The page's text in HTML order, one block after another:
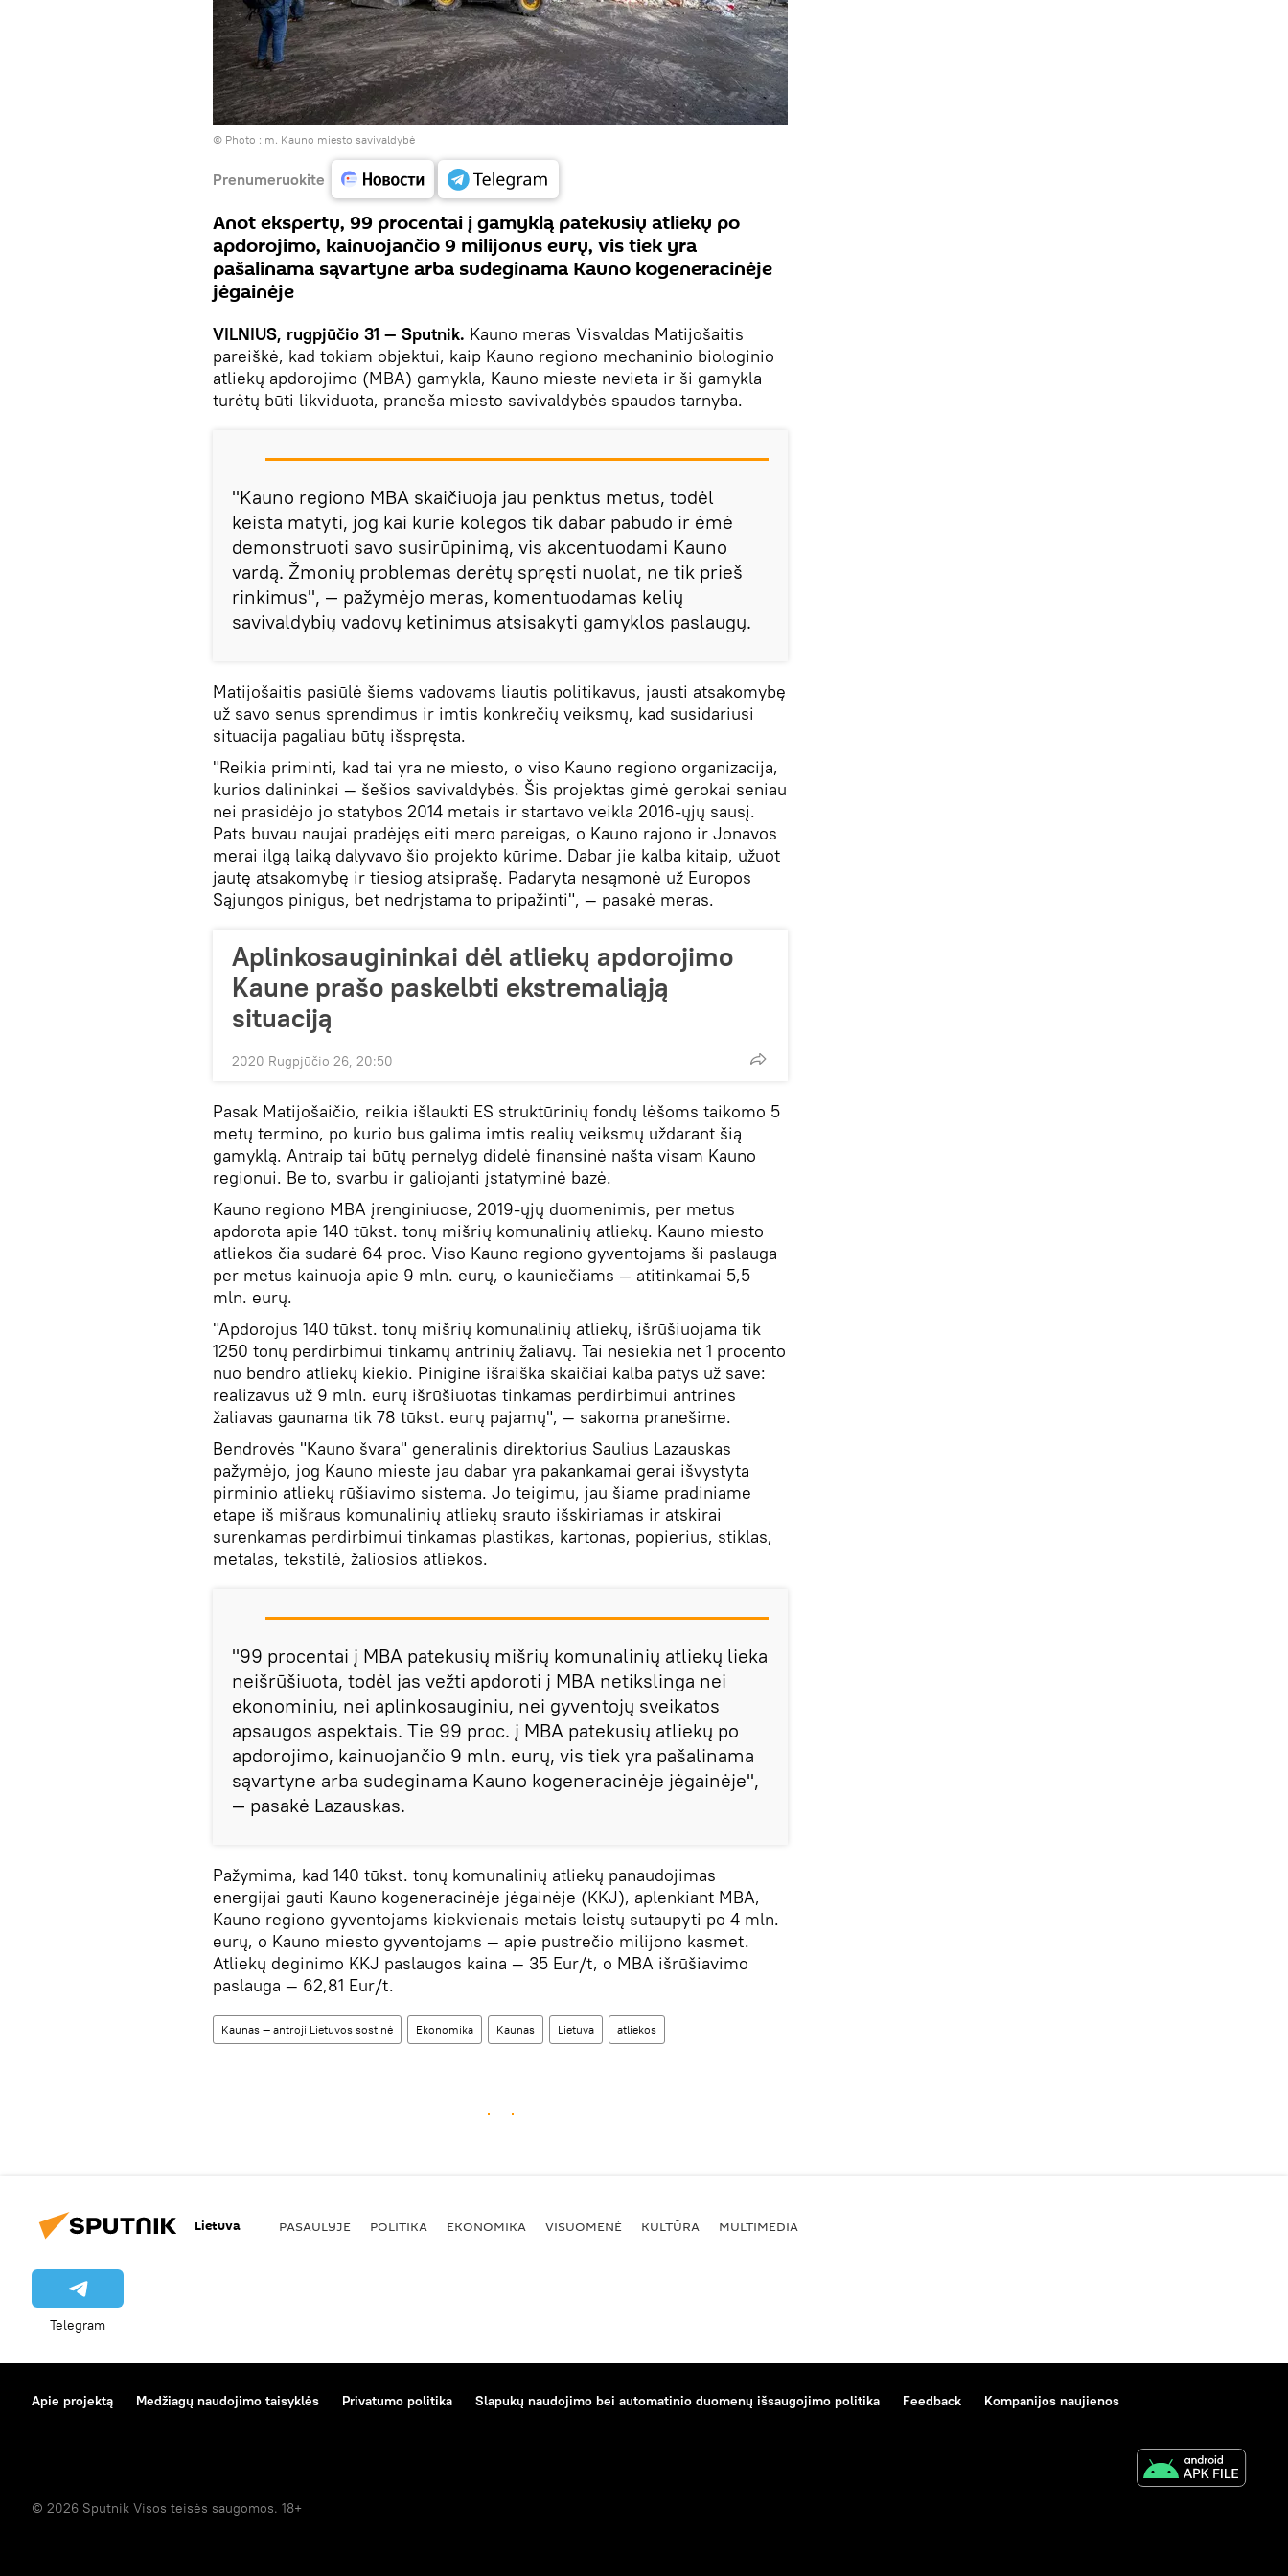
© Photo : m. Kauno miesto savivaldybė
Prenumeruokite
Anot ekspertų, 99 procentai į gamyklą patekusių atliekų po
apdorojimo, kainuojančio 9 milijonus eurų, vis tiek yra
pašalinama sąvartyne arba sudeginama Kauno kogeneracinėje
jėgainėje
VILNIUS, rugpjūčio 31 — Sputnik. Kauno meras Visvaldas Matijošaitis
pareiškė, kad tokiam objektui, kaip Kauno regiono mechaninio biologinio
atliekų apdorojimo (MBA) gamykla, Kauno mieste nevieta ir ši gamykla
turėtų būti likviduota, praneša miesto savivaldybės spaudos tarnyba.
"Kauno regiono MBA skaičiuoja jau penktus metus, todėl
keista matyti, jog kai kurie kolegos tik dabar pabudo ir ėmė
demonstruoti savo susirūpinimą, vis akcentuodami Kauno
vardą. Žmonių problemas derėtų spręsti nuolat, ne tik prieš
rinkimus", — pažymėjo meras, komentuodamas kelių
savivaldybių vadovų ketinimus atsisakyti gamyklos paslaugų.
Matijošaitis pasiūlė šiems vadovams liautis politikavus, jausti atsakomybę
už savo senus sprendimus ir imtis konkrečių veiksmų, kad susidariusi
situacija pagaliau būtų išspręsta.
"Reikia priminti, kad tai yra ne miesto, o viso Kauno regiono organizacija,
kurios dalininkai — šešios savivaldybės. Šis projektas gimė gerokai seniau
nei prasidėjo jo statybos 2014 metais ir startavo veikla 2016-ųjų sausį.
Pats buvau naujai pradėjęs eiti mero pareigas, o Kauno rajono ir Jonavos
merai ilgą laiką dalyvavo šio projekto kūrime. Dabar jie kalba kitaip, užuot
jautę atsakomybę ir tiesiog atsiprašę. Padaryta nesąmonė už Europos
Sąjungos pinigus, bet nedrįstama to pripažinti", — pasakė meras.
Aplinkosaugininkai dėl atliekų apdorojimo
Kaune prašo paskelbti ekstremaliąją
situaciją
2020 Rugpjūčio 26, 20:50
Pasak Matijošaičio, reikia išlaukti ES struktūrinių fondų lėšoms taikomo 5
metų termino, po kurio bus galima imtis realių veiksmų uždarant šią
gamyklą. Antraip tai būtų pernelyg didelė finansinė našta visam Kauno
regionui. Be to, svarbu ir galiojanti įstatyminė bazė.
Kauno regiono MBA įrenginiuose, 2019-ųjų duomenimis, per metus
apdorota apie 140 tūkst. tonų mišrių komunalinių atliekų. Kauno miesto
atliekos čia sudarė 64 proc. Viso Kauno regiono gyventojams ši paslauga
per metus kainuoja apie 9 mln. eurų, o kauniečiams — atitinkamai 5,5
mln. eurų.
"Apdorojus 140 tūkst. tonų mišrių komunalinių atliekų, išrūšiuojama tik
1250 tonų perdirbimui tinkamų antrinių žaliavų. Tai nesiekia net 1 procento
nuo bendro atliekų kiekio. Pinigine išraiška skaičiai kalba patys už save:
realizavus už 9 mln. eurų išrūšiuotas tinkamas perdirbimui antrines
žaliavas gaunama tik 78 tūkst. eurų pajamų", — sakoma pranešime.
Bendrovės "Kauno švara" generalinis direktorius Saulius Lazauskas
pažymėjo, jog Kauno mieste jau dabar yra pakankamai gerai išvystyta
pirminio atliekų rūšiavimo sistema. Jo teigimu, jau šiame pradiniame
etape iš mišraus komunalinių atliekų srauto išskiriamas ir atskirai
surenkamas perdirbimui tinkamas plastikas, kartonas, popierius, stiklas,
metalas, tekstilė, žaliosios atliekos.
"99 procentai į MBA patekusių mišrių komunalinių atliekų lieka
neišrūšiuota, todėl jas vežti apdoroti į MBA netikslinga nei
ekonominiu, nei aplinkosauginiu, nei gyventojų sveikatos
apsaugos aspektais. Tie 99 proc. į MBA patekusių atliekų po
apdorojimo, kainuojančio 9 mln. eurų, vis tiek yra pašalinama
sąvartyne arba sudeginama Kauno kogeneracinėje jėgainėje",
— pasakė Lazauskas.
Pažymima, kad 140 tūkst. tonų komunalinių atliekų panaudojimas
energijai gauti Kauno kogeneracinėje jėgainėje (KKJ), aplenkiant MBA,
Kauno regiono gyventojams kiekvienais metais leistų sutaupyti po 4 mln.
eurų, o Kauno miesto gyventojams — apie pustrečio milijono kasmet.
Atliekų deginimo KKJ paslaugos kaina — 35 Eur/t, o MBA išrūšiavimo
paslauga — 62,81 Eur/t.
Kaunas — antroji Lietuvos sostinė Ekonomika Kaunas Lietuva atliekos
Lietuva PASAULYJE POLITIKA EKONOMIKA VISUOMENĖ KULTŪRA MULTIMEDIA
Telegram
Apie projektą Medžiagų naudojimo taisyklės Privatumo politika Slapukų naudojimo bei automatinio duomenų išsaugojimo politika Feedback Kompanijos naujienos
© 2026 Sputnik Visos teisės saugomos. 18+